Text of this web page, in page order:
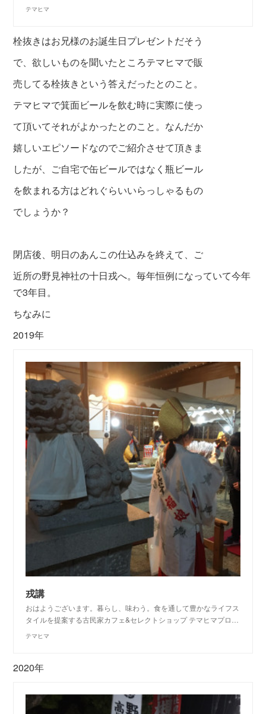
テマヒマ
栓抜きはお兄様のお誕生日プレゼントだそう
で、欲しいものを聞いたところテマヒマで販
売してる栓抜きという答えだったとのこと。
テマヒマで箕面ビールを飲む時に実際に使っ
て頂いてそれがよかったとのこと。なんだか
嬉しいエピソードなのでご紹介させて頂きま
したが、ご自宅で缶ビールではなく瓶ビール
を飲まれる方はどれぐらいいらっしゃるもの
でしょうか？
閉店後、明日のあんこの仕込みを終えて、ご
近所の野見神社の十日戎へ。毎年恒例になっていて今年
で3年目。
ちなみに
2019年
戎講
おはようございます。暮らし、味わう。食を通して豊かなライフス
タイルを提案する古民家カフェ&セレクトショップ テマヒマプロ…
テマヒマ
2020年